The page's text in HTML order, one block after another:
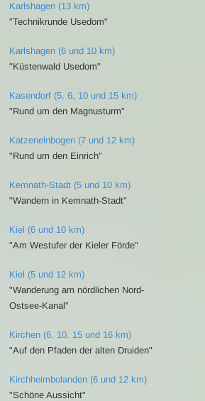
Karlshagen (13 km)
"Technikrunde Usedom"
Karlshagen (6 und 10 km)
"Küstenwald Usedom"
Kasendorf (5, 6, 10 und 15 km)
"Rund um den Magnusturm"
Katzenelnbogen (7 und 12 km)
"Rund um den Einrich"
Kemnath-Stadt (5 und 10 km)
"Wandern in Kemnath-Stadt"
Kiel (6 und 10 km)
"Am Westufer der Kieler Förde"
Kiel (5 und 12 km)
"Wanderung am nördlichen Nord-
Ostsee-Kanal"
Kirchen (6, 10, 15 und 16 km)
"Auf den Pfaden der alten Druiden"
Kirchheimbolanden (6 und 12 km)
"Schöne Aussicht"